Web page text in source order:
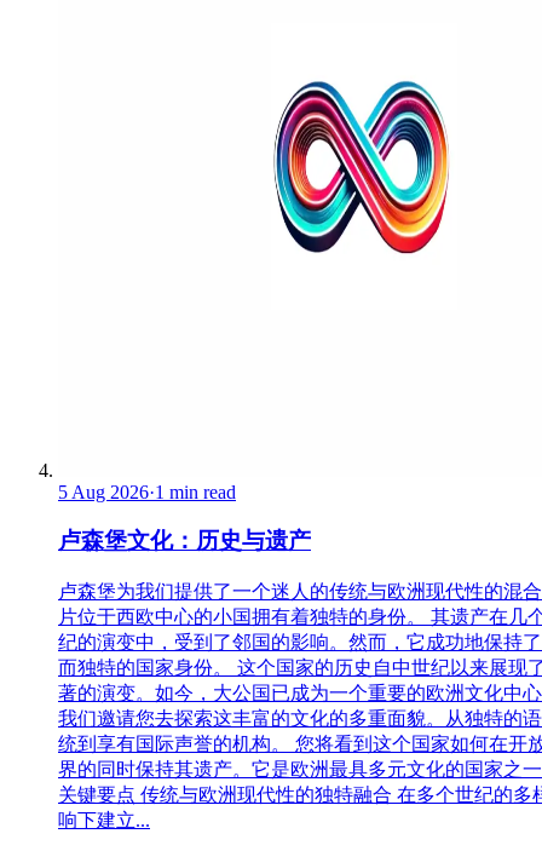
5 Aug 2026·1 min read
卢森堡文化：历史与遗产
卢森堡为我们提供了一个迷人的传统与欧洲现代性的混
片位于西欧中心的小国拥有着独特的身份。 其遗产在几
纪的演变中，受到了邻国的影响。然而，它成功地保持
而独特的国家身份。 这个国家的历史自中世纪以来展现
著的演变。如今，大公国已成为一个重要的欧洲文化中
我们邀请您去探索这丰富的文化的多重面貌。从独特的
统到享有国际声誉的机构。 您将看到这个国家如何在开
界的同时保持其遗产。它是欧洲最具多元文化的国家之
关键要点 传统与欧洲现代性的独特融合 在多个世纪的多
响下建立...